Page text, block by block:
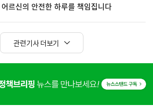
르신의 안전한 하루를 책임집니다
관련기사 더보기